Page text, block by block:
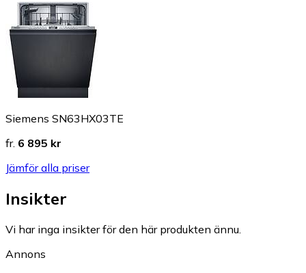
Siemens SN63HX03TE
fr. 6 895 kr
Jämför alla priser
Insikter
Vi har inga insikter för den här produkten ännu.
Annons